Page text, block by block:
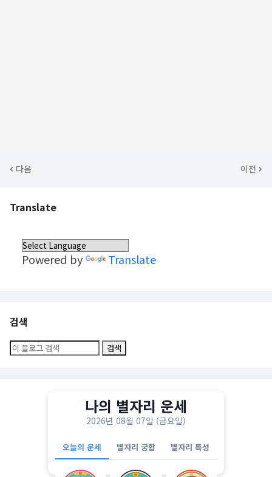
다음 이전
Translate
Powered by Translate
검색
나의 별자리 운세
2026년 08월 07일 (금요일)
오늘의 운세 별자리 궁합 별자리 특성